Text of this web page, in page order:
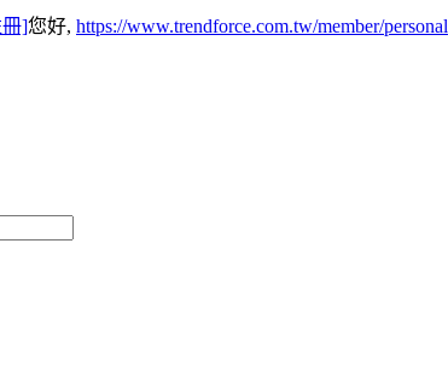
]您好, https://www.trendforce.com.tw/member/personal